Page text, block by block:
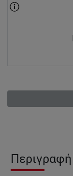
Περιγραφή